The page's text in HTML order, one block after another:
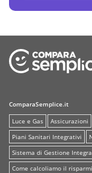
ComparaSemplice.it
Luce e Gas
Assicurazioni
Piani Sanitari Integrativi
Sistema di Gestione
Come calcoliamo il